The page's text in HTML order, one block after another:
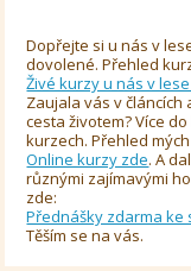
Dopřejte si u nás v
dovolené. Přehled
Živé kurzy u nás v
Zaujala vás v
cesta životem? Více
kurzech. Přehled
Online kurzy zde. A
různými zajímavými
zde:
Přednášky zdarma ke
Těším se na vás.